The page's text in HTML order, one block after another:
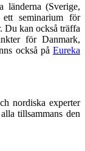
länderna (Sverige,
seminarium för
Du kan också träffa
för Danmark,
också på Eureka
nordiska experter
tillsammans den